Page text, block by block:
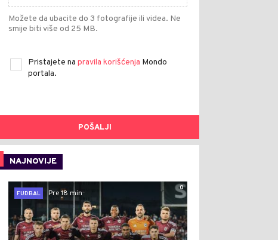
Možete da ubacite do 3 fotografije ili videa. Ne
smije biti više od 25 MB.
Pristajete na pravila korišćenja Mondo
portala.
POŠALJI
NAJNOVIJE
0
FUDBAL
Pre 18 min